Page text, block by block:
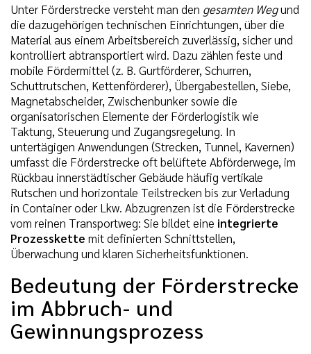
Unter Förderstrecke versteht man den gesamten Wegund
die dazugehörigen technischen Einrichtungen, über die
Material aus einem Arbeitsbereich zuverlässig, sicher und
kontrolliert abtransportiert wird. Dazu zählen feste und
mobile Fördermittel (z. B. Gurtförderer, Schurren,
Schuttrutschen, Kettenförderer), Übergabestellen, Siebe,
Magnetabscheider, Zwischenbunker sowie die
organisatorischen Elemente der Förderlogistik wie
Taktung, Steuerung und Zugangsregelung. In
untertägigen Anwendungen (Strecken, Tunnel, Kavernen)
umfasst die Förderstrecke oft belüftete Abförderwege, im
Rückbau innerstädtischer Gebäude häufig vertikale
Rutschen und horizontale Teilstrecken bis zur Verladung
in Container oder Lkw. Abzugrenzen ist die Förderstrecke
vom reinen Transportweg: Sie bildet eine integrierte
Prozesskette mit definierten Schnittstellen,
Überwachung und klaren Sicherheitsfunktionen.
Bedeutung der Förderstrecke
im Abbruch- und
Gewinnungsprozess